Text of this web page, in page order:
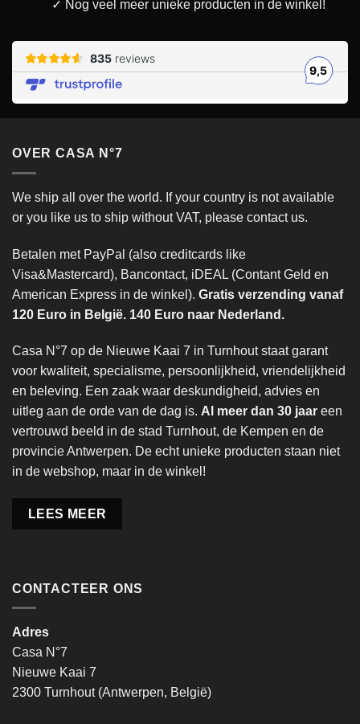
✓ Nog veel meer unieke producten in de winkel!
OVER CASA N°7
We ship all over the world. If your country is not available
or you like us to ship without VAT, please contact us.
Betalen met PayPal (also creditcards like
Visa&Mastercard), Bancontact, iDEAL (Contant Geld en
American Express in de winkel). Gratis verzending vanaf
120 Euro in België. 140 Euro naar Nederland.
Casa N°7 op de Nieuwe Kaai 7 in Turnhout staat garant
voor kwaliteit, specialisme, persoonlijkheid, vriendelijkheid
en beleving. Een zaak waar deskundigheid, advies en
uitleg aan de orde van de dag is. Al meer dan 30 jaar een
vertrouwd beeld in de stad Turnhout, de Kempen en de
provincie Antwerpen. De echt unieke producten staan niet
in de webshop, maar in de winkel!
LEES MEER
CONTACTEER ONS
Adres
Casa N°7
Nieuwe Kaai 7
2300 Turnhout (Antwerpen, België)